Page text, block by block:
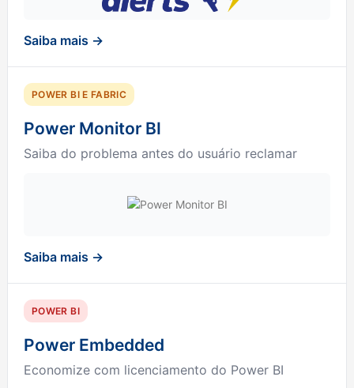
Saiba mais →
POWER BI E FABRIC
Power Monitor BI
Saiba do problema antes do usuário reclamar
Saiba mais →
POWER BI
Power Embedded
Economize com licenciamento do Power BI